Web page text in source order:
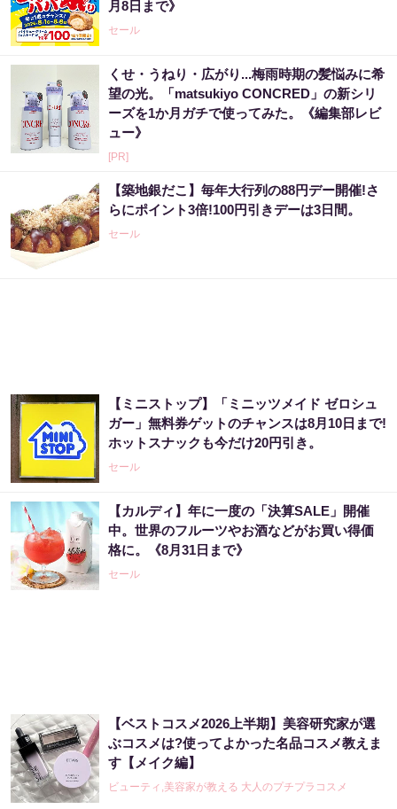
月8日まで》
セール
くせ・うねり・広がり...梅雨時期の髪悩みに希
望の光。「matsukiyo CONCRED」の新シリ
ーズを1か月ガチで使ってみた。《編集部レビ
ュー》
[PR]
【築地銀だこ】毎年大行列の88円デー開催!さ
らにポイント3倍!100円引きデーは3日間。
セール
【ミニストップ】「ミニッツメイド ゼロシュ
ガー」無料券ゲットのチャンスは8月10日まで!
ホットスナックも今だけ20円引き。
セール
【カルディ】年に一度の「決算SALE」開催
中。世界のフルーツやお酒などがお買い得価
格に。《8月31日まで》
セール
【ベストコスメ2026上半期】美容研究家が選
ぶコスメは?使ってよかった名品コスメ教えま
す【メイク編】
ビューティ,美容家が教える 大人のプチプラコスメ